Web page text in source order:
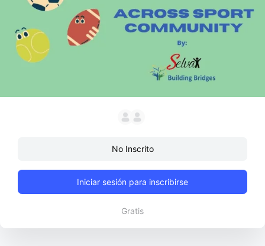
No Inscrito
Iniciar sesión para inscribirse
Gratis